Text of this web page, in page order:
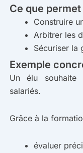
Ce que
Construire
Arbitrer les
Sécuriser la
Exemple
Un élu souhaite
salariés.
Grâce à la
évaluer